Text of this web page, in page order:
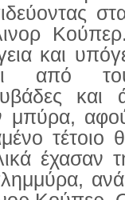
και
από
και
μπύρα,
τέτοιο
έχασαν